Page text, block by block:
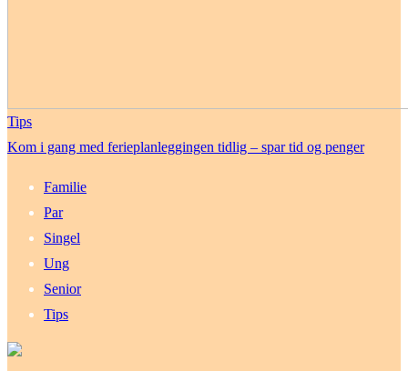
Tips
Kom i gang med ferieplanleggingen tidlig – spar tid og penger
Familie
Par
Singel
Ung
Senior
Tips